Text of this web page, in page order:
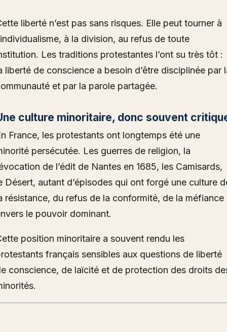
liberté n’est pas sans risques. Elle peut tourner à
à la division, au refus de toute
Les traditions protestantes l’ont su très tôt :
liberté de conscience a besoin d’être disciplinée par
et par la parole partagée.
culture minoritaire, donc souvent
France, les protestants ont longtemps été une
persécutée. Les guerres de religion, la
de l’édit de Nantes en 1685, les Camisards,
Désert, autant d’épisodes qui ont forgé une culture
résistance, du refus de la conformité, de la méfiance
le pouvoir dominant.
position minoritaire a souvent rendu les
français sensibles aux questions de liberté
conscience, de laïcité et de protection des droits